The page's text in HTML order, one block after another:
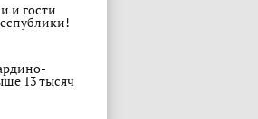
и гости
13 тысяч